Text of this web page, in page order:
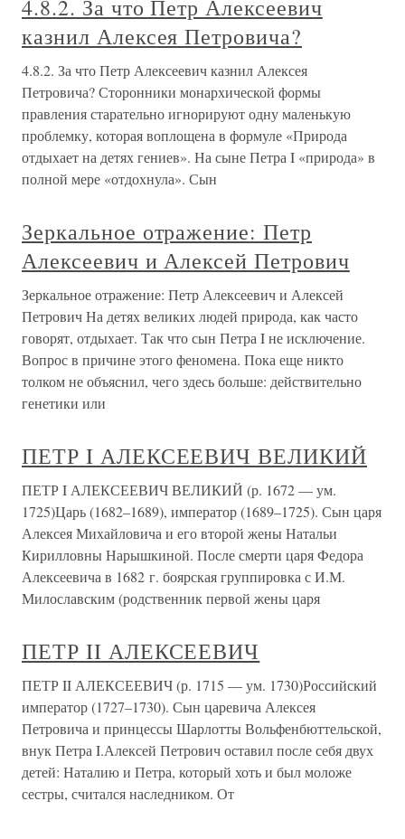
4.8.2. За что Петр Алексеевич
казнил Алексея Петровича?
4.8.2. За что Петр Алексеевич казнил Алексея
Петровича? Сторонники монархической формы
правления старательно игнорируют одну маленькую
проблемку, которая воплощена в формуле «Природа
отдыхает на детях гениев». На сыне Петра I «природа» в
полной мере «отдохнула». Сын
Зеркальное отражение: Петр
Алексеевич и Алексей Петрович
Зеркальное отражение: Петр Алексеевич и Алексей
Петрович На детях великих людей природа, как часто
говорят, отдыхает. Так что сын Петра I не исключение.
Вопрос в причине этого феномена. Пока еще никто
толком не объяснил, чего здесь больше: действительно
генетики или
ПЕТР I АЛЕКСЕЕВИЧ ВЕЛИКИЙ
ПЕТР I АЛЕКСЕЕВИЧ ВЕЛИКИЙ (р. 1672 — ум.
1725)Царь (1682–1689), император (1689–1725). Сын царя
Алексея Михайловича и его второй жены Натальи
Кирилловны Нарышкиной. После смерти царя Федора
Алексеевича в 1682 г. боярская группировка с И.М.
Милославским (родственник первой жены царя
ПЕТР II АЛЕКСЕЕВИЧ
ПЕТР II АЛЕКСЕЕВИЧ (р. 1715 — ум. 1730)Российский
император (1727–1730). Сын царевича Алексея
Петровича и принцессы Шарлотты Вольфенбюттельской,
внук Петра I.Алексей Петрович оставил после себя двух
детей: Наталию и Петра, который хоть и был моложе
сестры, считался наследником. От